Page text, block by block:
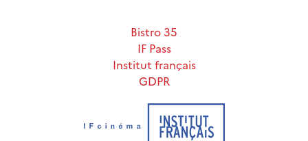
Bistro 35
IF Pass
Institut français
GDPR